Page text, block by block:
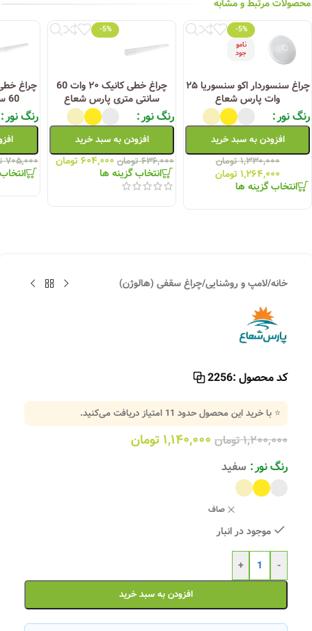
محصولات مرتبط و مشابه
-5%
نامو
جود
چراغ سنسوردار اکو سنسوریا ۲۵
وات پارس شعاع
رنگ نور
افزودن به سبد خرید
۱,۳۳۰,۰۰۰ تومان
۱,۲۶۴,۰۰۰ تومان
انتخاب گزینه ها
-5%
چراغ خطی کانیک ۲۰ وات 60
سانتی متری پارس شعاع
رنگ نور
افزودن به سبد خرید
۶۳۶,۰۰۰ تومان ۶۰۴,۰۰۰تومان
انتخاب گزینه ها
60 سانتی پارس شعاع
رنگ نور
۷۰۵,۰۰۰
خانه/لامپ و روشنایی/چراغ سقفی (هالوژن)
کد محصول :2256
⭐ با خرید این محصول حدود 11 امتیاز دریافت می‌کنید.
۱,۲۰۰,۰۰۰تومان ۱,۱۴۰,۰۰۰ تومان
رنگ نور سفید
صاف
موجود در انبار
-
+
افزودن به سبد خرید